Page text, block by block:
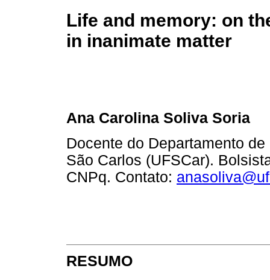
Life and memory: on
in inanimate matter
Ana Carolina Soliva Soria
Docente do Departamento
São Carlos (UFSCar).
CNPq. Contato:
RESUMO